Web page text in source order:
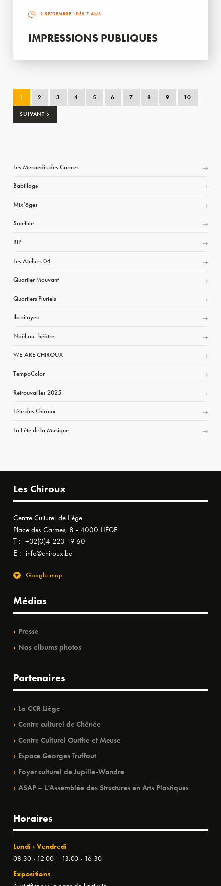
2 SEPTEMBRE - DÈS 7 ANS
IMPRESSIONS PUBLIQUES
1 2 3 4 5 6 7 8 9 10
SUIVANT ›
Les Mercredis des Carmes
Babillage
Mix’âges
Satellite
BIP
Les Ateliers 04
Quartier Mouvant
Quartiers Pluriels
Ilo citoyen
Noël au Théâtre
WE ARE CHIROUX
TempoColor
Retrouvailles 2025
Fête des Chiroux
La Fête de la Musique
Les Chiroux
Centre Culturel de Liège
Place des Carmes, 8 - 4000 LIÈGE
T : +32(0)4 223 19 60
E : info@chiroux.be
Google map
Médias
Presse
Nos albums photos
Partenaires
La CCR Liège
Centre culturel de Chênée
Centre Culturel Ourthe et Meuse
Espace Georges Truffaut
Foyer culturel de Jupille-Wandre
ASAP – L’Assemblée des Structures en Arts Plastiques
Horaires
Lundi › Vendredi
08:30 › 12:00 | 13:00 › 16:30
Expositions